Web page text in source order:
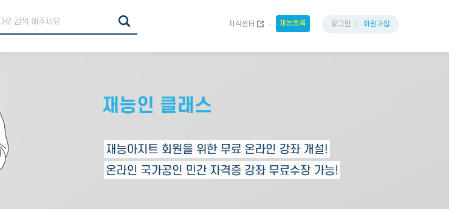
지식센터 재능등록 로그인 회원가입